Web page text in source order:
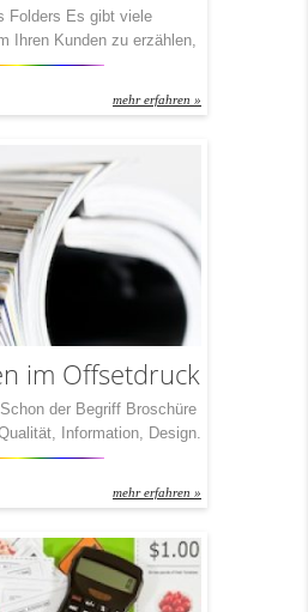
Folders Es gibt viele
Ihren Kunden zu erzählen,
Eine der effektivsten
an Kunden
mit genau diesem Thema.
ist nur so viel Wert,
wie […]
mehr erfahren »
im Offsetdruck
der Begriff Broschüre
Information, Design.
Dinge zu nennen.
zu drucken. Und – fast
Zu Broschüren,
haben Sie in Sachen
idealen Partner direkt […]
mehr erfahren »